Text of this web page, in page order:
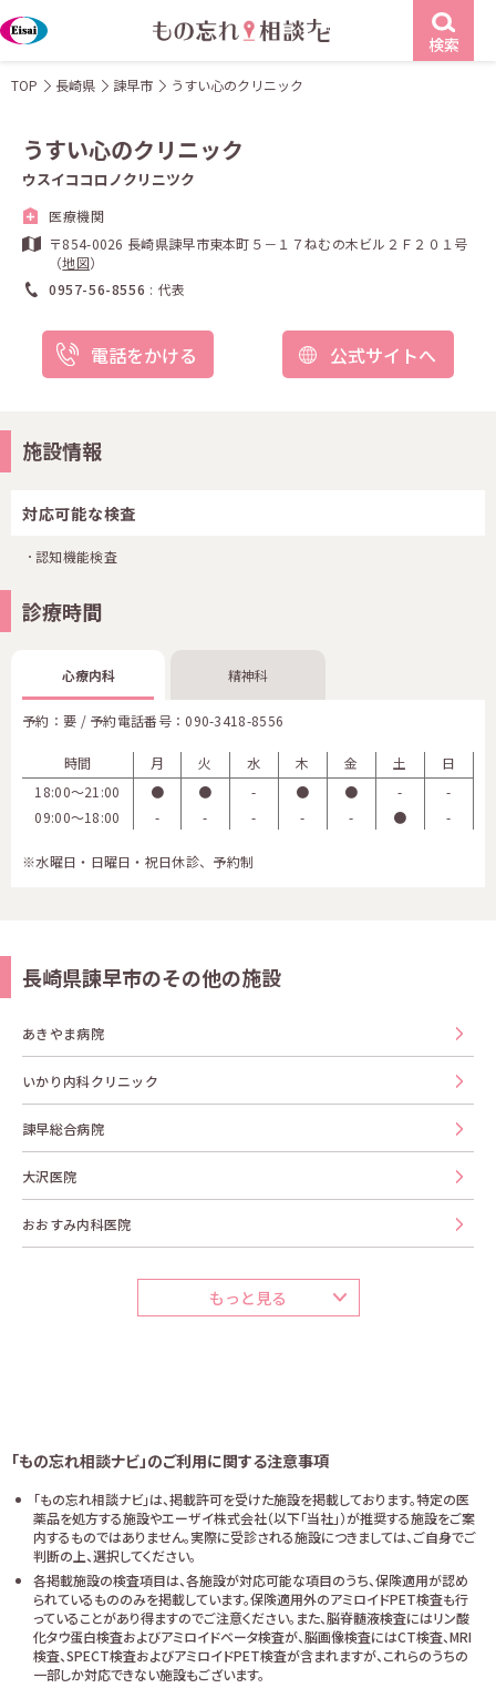
検索
TOP 長崎県 諫早市 うすい心のクリニック
うすい心のクリニック
ウスイココロノクリニツク
医療機関
〒854-0026 長崎県諫早市東本町５－１７ねむの木ビル２Ｆ２０１号
（地図）
0957-56-8556
代表
電話をかける 公式サイトへ
施設情報
対応可能な検査
認知機能検査
診療時間
心療内科 精神科
予約：要 / 予約電話番号： 090-3418-8556
時間 月 火 水 木 金 土
日
18:00〜21:00
● ● - ● ● -
-
09:00〜18:00
- - - - - ● -
※水曜日・日曜日・祝日休診、予約制
長崎県諫早市のその他の施設
あきやま病院
いかり内科クリニック
諫早総合病院
大沢医院
おおすみ内科医院
もっと見る
「もの忘れ相談ナビ」のご利用に関する注意事項
「もの忘れ相談ナビ」は、掲載許可を受けた施設を掲載しております。特定の医
薬品を処方する施設やエーザイ株式会社（以下「当社」）が推奨する施設をご案
内するものではありません。実際に受診される施設につきましては、ご自身でご
判断の上、選択してください。
各掲載施設の検査項目は、各施設が対応可能な項目のうち、保険適用が認め
られているもののみを掲載しています。保険適用外のアミロイドPET検査も行
っていることがあり得ますのでご注意ください。また、脳脊髄液検査にはリン酸
化タウ蛋白検査およびアミロイドベータ検査が、脳画像検査にはCT検査、MRI
検査、SPECT検査およびアミロイドPET検査が含まれますが、これらのうちの
一部しか対応できない施設もございます。